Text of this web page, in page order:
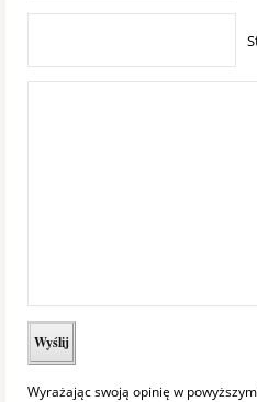
Wyrażając swoją opinię w